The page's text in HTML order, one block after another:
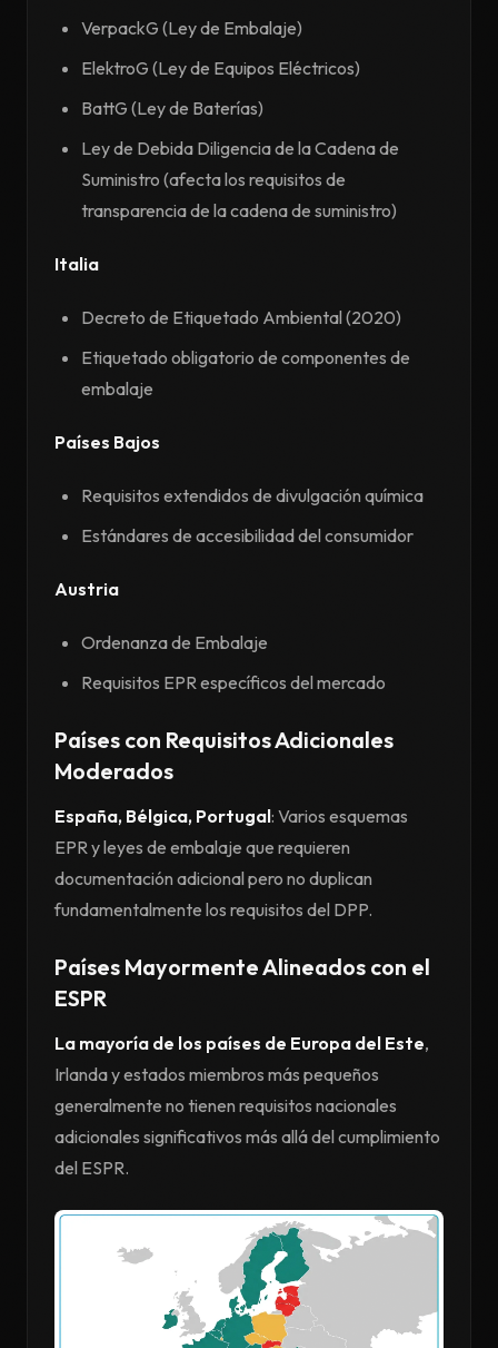
VerpackG (Ley de Embalaje)
ElektroG (Ley de Equipos Eléctricos)
BattG (Ley de Baterías)
Ley de Debida Diligencia de la Cadena de
Suministro (afecta los requisitos de
transparencia de la cadena de suministro)
Italia
Decreto de Etiquetado Ambiental (2020)
Etiquetado obligatorio de componentes de
embalaje
Países Bajos
Requisitos extendidos de divulgación química
Estándares de accesibilidad del consumidor
Austria
Ordenanza de Embalaje
Requisitos EPR específicos del mercado
Países con Requisitos Adicionales
Moderados
España, Bélgica, Portugal: Varios esquemas
EPR y leyes de embalaje que requieren
documentación adicional pero no duplican
fundamentalmente los requisitos del DPP.
Países Mayormente Alineados con el
ESPR
La mayoría de los países de Europa del Este,
Irlanda y estados miembros más pequeños
generalmente no tienen requisitos nacionales
adicionales significativos más allá del cumplimiento
del ESPR.